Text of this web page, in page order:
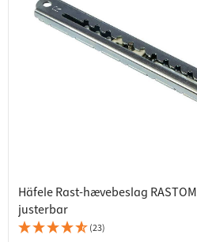
Häfele Rast-hævebeslag
justerbar
(23)